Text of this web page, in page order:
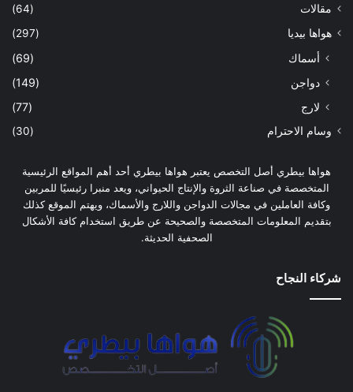
مقالات
(64)
هواها بيديا
(297)
أسماك
(69)
دواجن
(149)
لارج
(77)
وسام الاحترام (30)
هواها بيطري أصل التخصص يعتبر هواها بيطري أحد أهم المواقع الرئيسية
المتخصصة في صناعة الثروة والإنتاج الحيواني، ويعد منبرا رئيسيًا للمربين
وكافة العاملين في مجالات الدواجن واللارج والأسماك، ويهتم الموقع كذلك
بتقديم المعلومات المتخصصة والصحيحة عن طريق استخدام كافة الأشكال
الصحفية الحديثة.
شركاء النجاح